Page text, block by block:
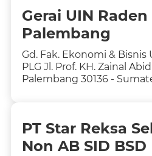
Gerai UIN
Palembang
Gd. Fak. Ekonomi & Bisnis
PLG Jl. Prof. KH. Zainal
Palembang 30136 -
PT Star Reksa
Non AB SID BSD